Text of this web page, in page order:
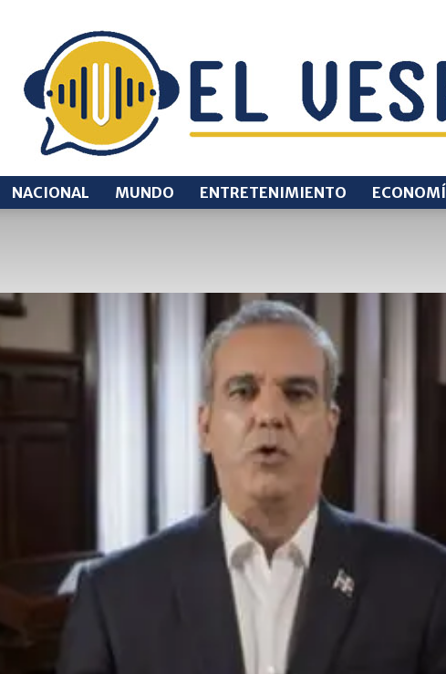
NACIONAL MUNDO ENTRETENIMIENTO